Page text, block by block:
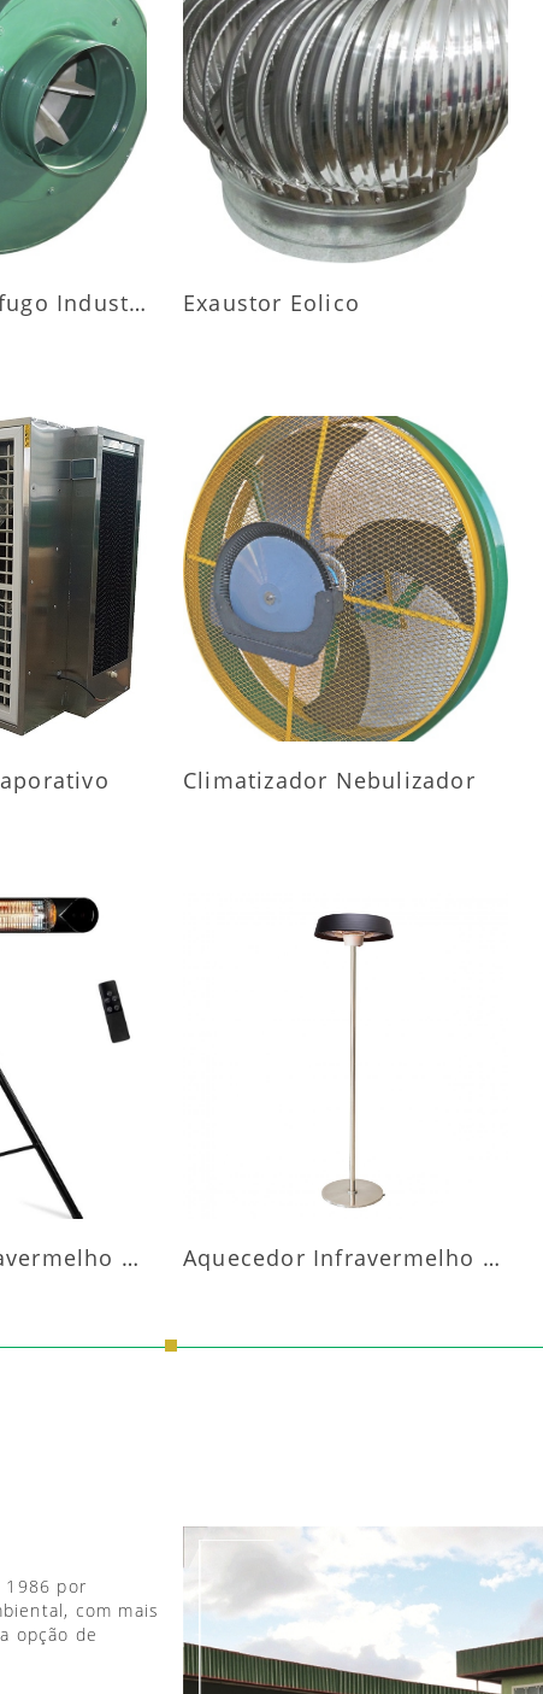
Exaustor Centrifugo Industrial
MAIS INFORMAÇÕES
Exaustor Eolico
MAIS INFORMAÇÕES
Climatizador Nebulizador
Aquecedor Infravermelho Pedestal Aquecedor Infravermelho Pedestal Luft-20000
1986 por
com mais
opção de